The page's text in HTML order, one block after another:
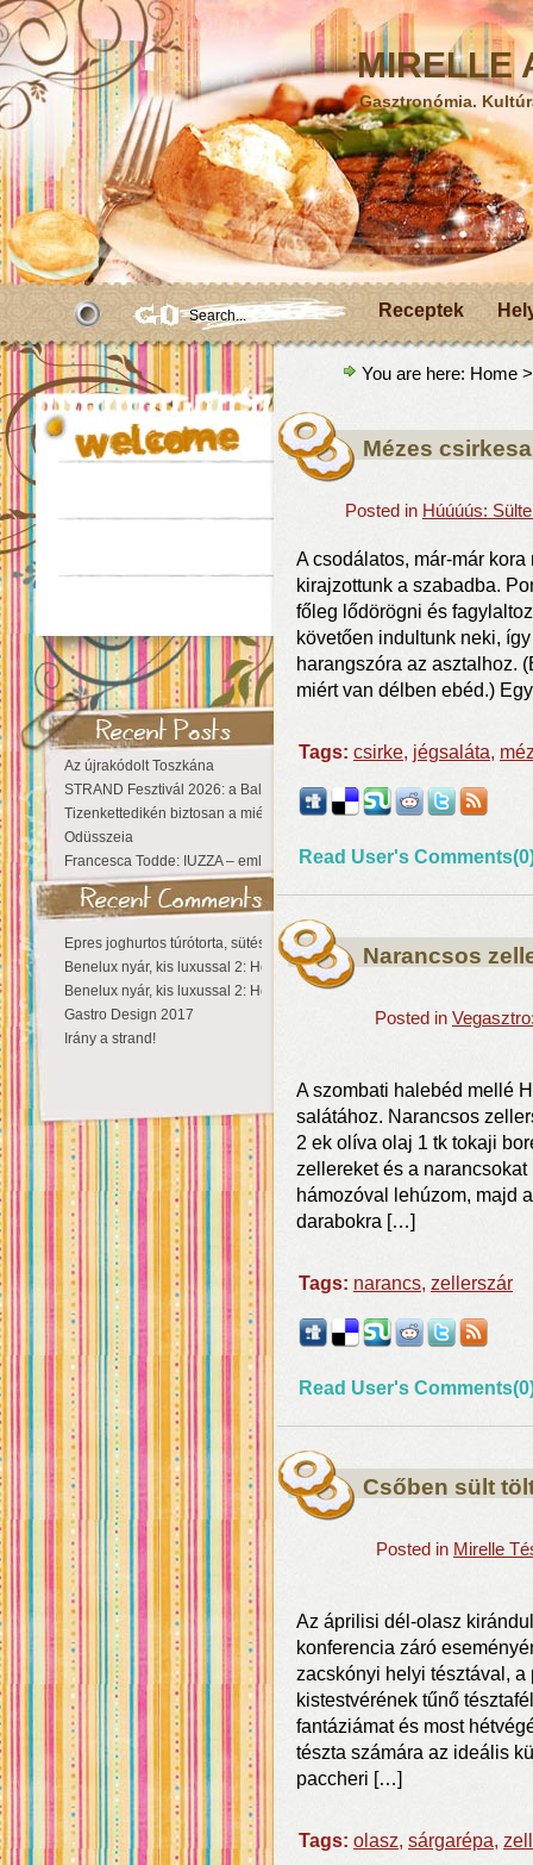
MIRELLE
Gasztronómia.
Receptek
Az újrakódolt Toszkána
STRAND Fesztivál 2026: a Balaton partján a nyár még tart!
Tizenkettedikén biztosan a miénk a Sziget!
Odüsszeia
Francesca Todde: IUZZA – emlékezet, táj és irodalom találkozása a Mai
Epres joghurtos túrótorta, sütés nélkül
Benelux nyár, kis luxussal 2: Hollandia
Benelux nyár, kis luxussal 2: Hollandia
Gastro Design 2017
Irány a strand!
You are here: Home
Mézes
Posted in Húúúús:
A csodálatos, már-már
kirajzottunk a szabadba.
főleg lődörögni és
követően indultunk neki,
harangszóra az asztalhoz.
miért van délben ebéd.)
Tags: csirke, jégsaláta,
Read User's
Narancsos
Posted in
A szombati halebéd mellé
salátához. Narancsos
2 ek olíva olaj 1 tk tokaji
zellereket és a
hámozóval lehúzom, majd
darabokra […]
Tags: narancs, zellerszár
Read User's
Csőben sült
Posted in Mirelle
Az áprilisi dél-olasz
konferencia záró
zacskónyi helyi tésztával,
kistestvérének tűnő
fantáziámat és most
tészta számára az ideális
paccheri […]
Tags: olasz, sárgarépa,